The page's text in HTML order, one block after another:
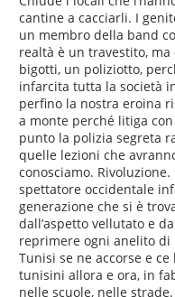
cantine a cacciarli. I
un membro della band
realtà è un travestito,
bigotti, un poliziotto,
infarcita tutta la società
perfino la nostra eroina
a monte perché litiga
punto la polizia segreta
quelle lezioni che
conosciamo.
spettatore occidentale
generazione che si è
dall’aspetto vellutato e
reprimere ogni anelito di
Tunisi se ne accorse e
tunisini allora e ora, in
nelle scuole, nelle